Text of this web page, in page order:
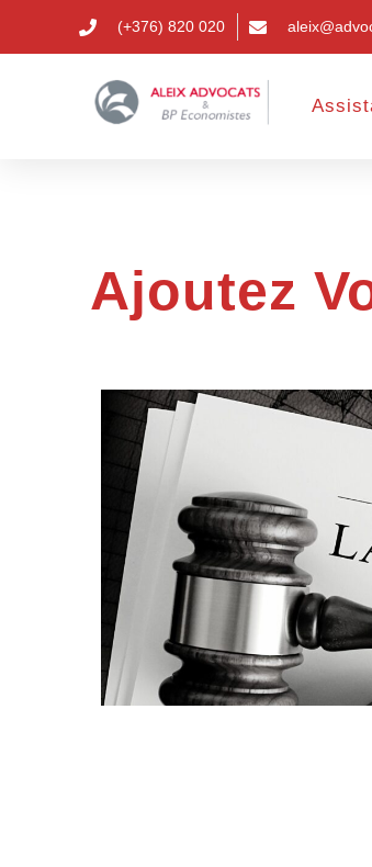
(+376) 820 020
Ajoutez